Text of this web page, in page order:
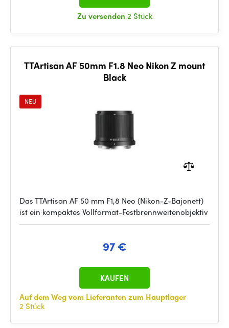
Zu versenden 2 Stück
TTArtisan AF 50mm F1.8 Neo Nikon Z mount
Black
NEU
Das TTArtisan AF 50 mm F1,8 Neo (Nikon-Z-Bajonett)
ist ein kompaktes Vollformat-Festbrennweitenobjektiv
97 €
Auf dem Weg vom Lieferanten zum Hauptlager
2 Stück
KAUFEN